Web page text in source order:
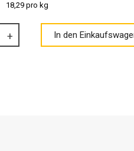
18,29 pro kg
In den